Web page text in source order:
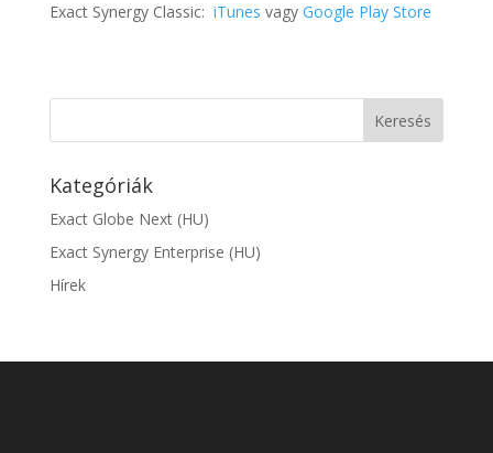
Exact Synergy Classic: iTunes vagy Google Play Store
Kategóriák
Exact Globe Next (HU)
Exact Synergy Enterprise (HU)
Hírek